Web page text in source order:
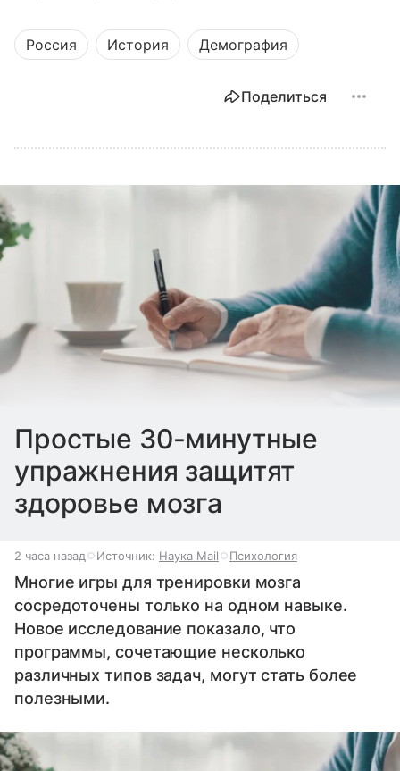
Россия История Демография
Поделиться
Простые 30-минутные
упражнения защитят
здоровье мозга
2 часа назад Источник: Наука Mail Психология
Многие игры для тренировки мозга
сосредоточены только на одном навыке.
Новое исследование показало, что
программы, сочетающие несколько
различных типов задач, могут стать более
полезными.